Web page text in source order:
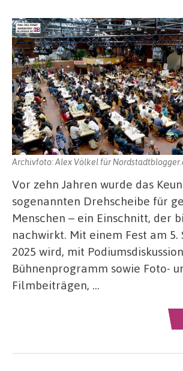
Archivfoto: Alex Völkel für
Vor zehn Jahren wurde das
sogenannten Drehscheibe für
Menschen – ein Einschnitt, der
nachwirkt. Mit einem Fest am 5.
2025 wird, mit
Bühnenprogramm sowie Foto-
Filmbeiträgen, …